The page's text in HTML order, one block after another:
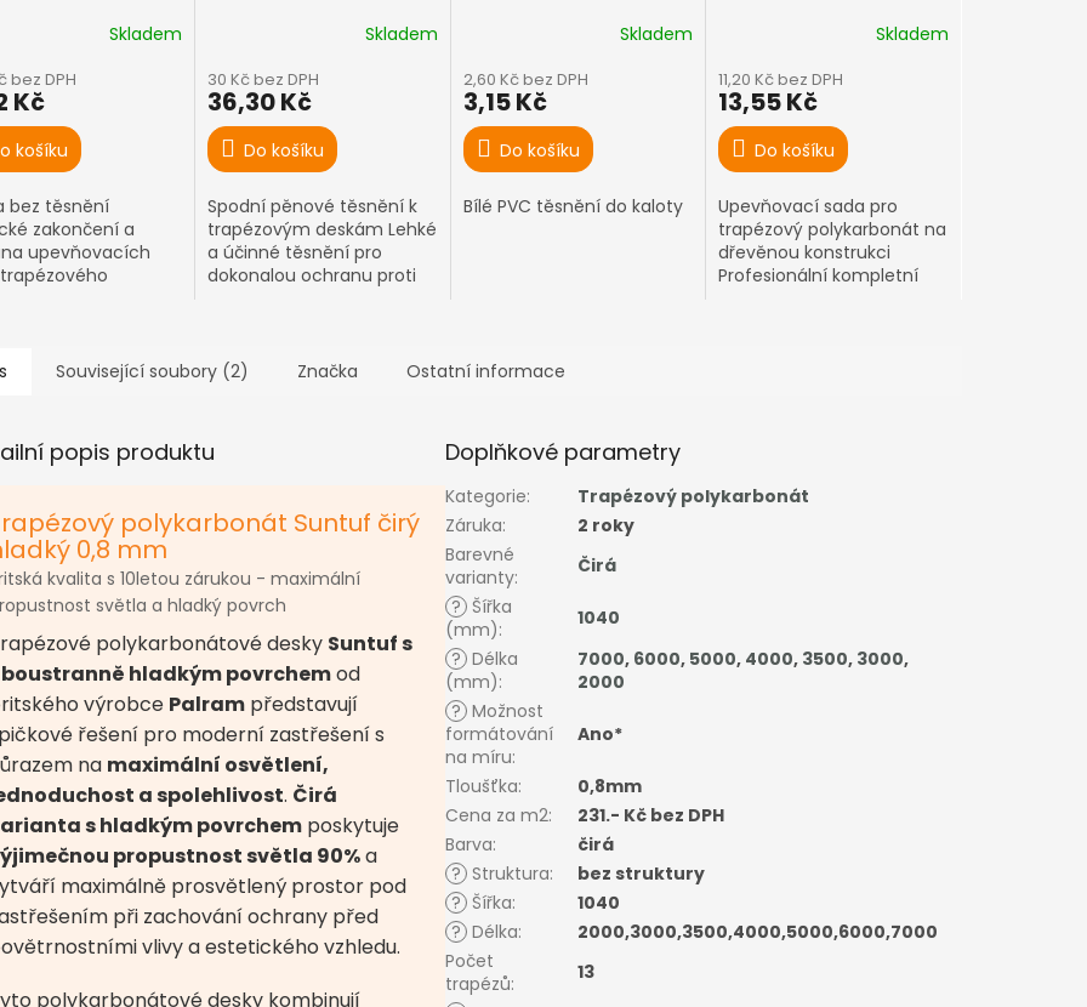
Skladem
bez DPH
Kč
košíku
bez těsnění
zakončení a
upevňovacích
Skladem
30 Kč bez DPH
36,30 Kč
Do košíku
Spodní pěnové těsnění k
trapézovým deskám Lehké
a účinné těsnění pro
dokonalou ochranu proti
Skladem
2,60 Kč bez DPH
3,15 Kč
Do košíku
Bílé PVC těsnění do kaloty
Skladem
11,20 Kč bez DPH
13,55 Kč
Do košíku
Upevňovací sada pro
trapézový polykarbonát na
dřevěnou konstrukci
Profesionální kompletní
Související soubory (2) Značka Ostatní informace
popis produktu
polykarbonát Suntuf čirý
0,8 mm
kvalita s 10letou zárukou - maximální
světla a hladký povrch
polykarbonátové desky Suntuf s
hladkým povrchemod
výrobce Palram představují
řešení pro moderní zastřešení s
na maximální osvětlení,
a spolehlivost. Čirá
s hladkým povrchem poskytuje
propustnost světla 90%a
maximálně prosvětlený prostor pod
při zachování ochrany před
vlivy a estetického vzhledu.
polykarbonátové desky kombinují
Doplňkové parametry
Kategorie:
Trapézový polykarbonát
Záruka:
2 roky
Barevné
varianty:
Čirá
? Šířka
(mm):
1040
? Délka
(mm):
7000, 6000, 5000, 4000, 3500, 3000,
2000
? Možnost
formátování
na míru:
Ano*
Tloušťka:
0,8mm
Cena za m2:
231.- Kč bez DPH
Barva:
čirá
? Struktura:
bez struktury
? Šířka:
1040
? Délka:
2000,3000,3500,4000,5000,6000,7000
Počet
trapézů:
13